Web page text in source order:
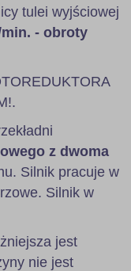
tulei wyjściowej
- obroty
z dwoma
Silnik pracuje w
Silnik w
jest
nie jest